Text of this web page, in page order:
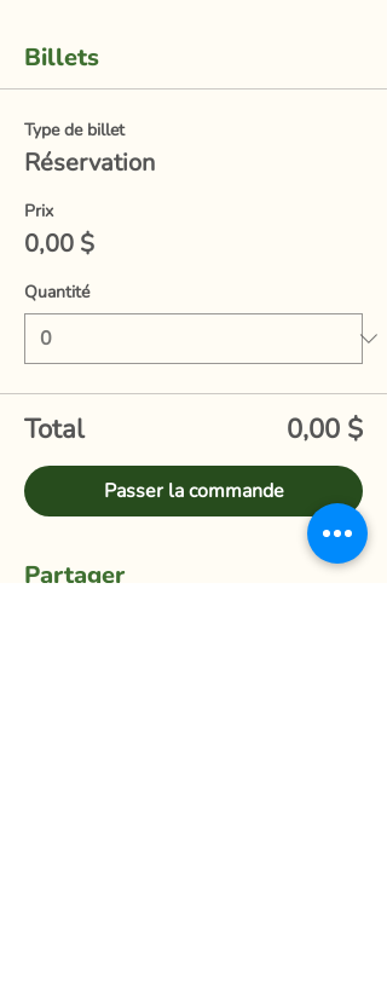
Billets
Type de billet
Réservation
Prix
0,00 $
Quantité
Total 0,00 $
Passer la commande
Partager